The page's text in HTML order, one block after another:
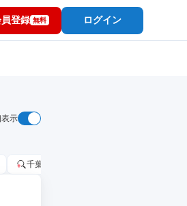
登録 無料 ログイン
示
千葉市